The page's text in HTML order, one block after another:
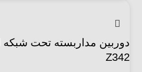
دوربین مداربسته تحت
Z342